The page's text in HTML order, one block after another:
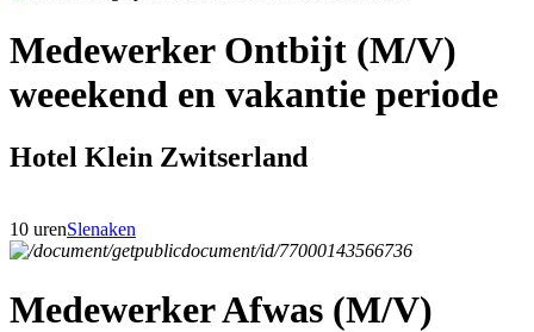
Medewerker Ontbijt (M/V)
weeekend en vakantie periode
Hotel Klein Zwitserland
10 urenSlenaken
Medewerker Afwas (M/V)